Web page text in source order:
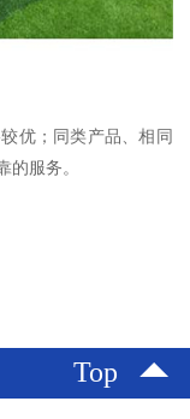
优；同类产品、相同
的服务。
Top